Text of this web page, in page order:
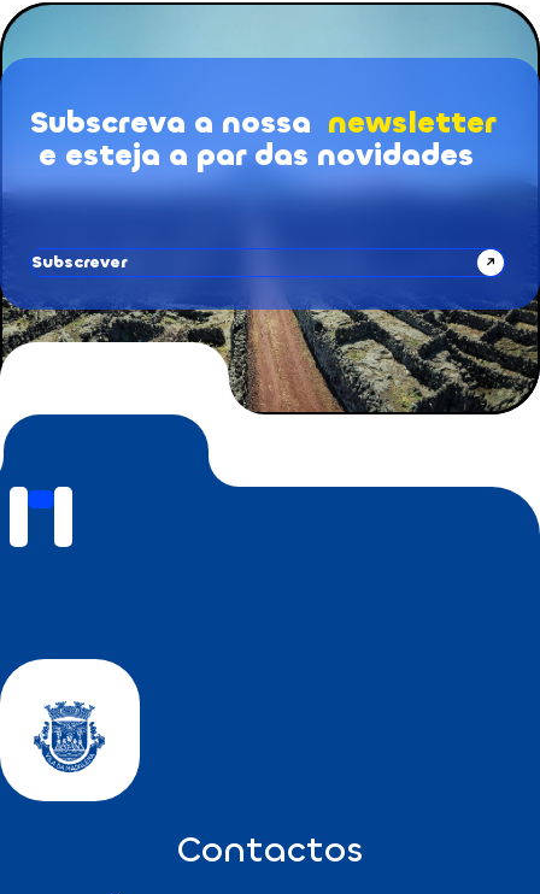
Subscrição de Newsletters
Subscreva a nossa newsletter
e esteja a par das novidades
Subscrever
Contactos